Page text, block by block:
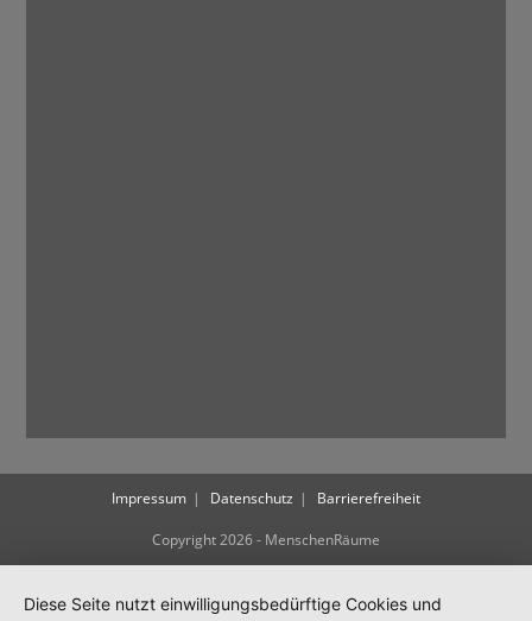
Impressum Datenschutz Barrierefreiheit
Copyright 2026 - MenschenRäume
Diese Seite nutzt einwilligungsbedürftige Cookies und